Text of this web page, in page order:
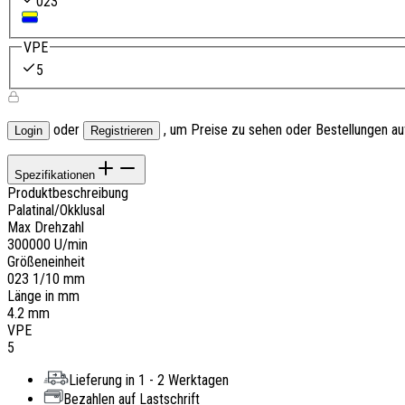
VPE
5
Login oder Registrieren , um Preise zu sehen oder Bestellungen
Spezifikationen
Produktbeschreibung
Palatinal/Okklusal
Max Drehzahl
300000 U/min
Größeneinheit
023 1/10 mm
Länge in mm
4.2 mm
VPE
5
Lieferung in 1 - 2 Werktagen
Bezahlen auf Lastschrift